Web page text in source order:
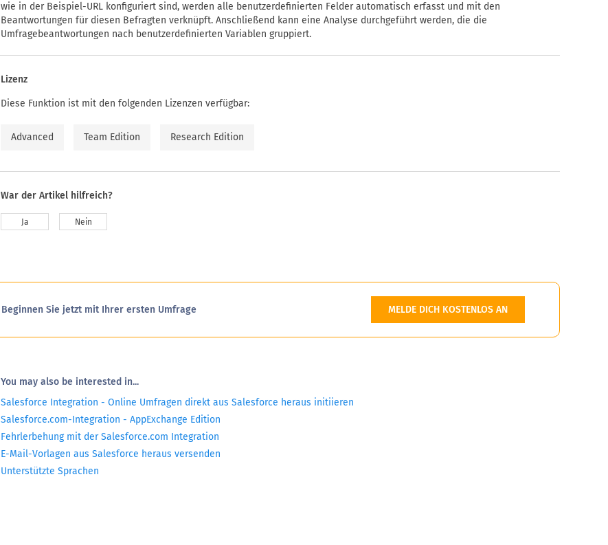
wie in der Beispiel-URL konfiguriert sind, werden alle benutzerdefinierten Felder automatisch erfasst und mit den
Beantwortungen für diesen Befragten verknüpft. Anschließend kann eine Analyse durchgeführt werden, die die
Umfragebeantwortungen nach benutzerdefinierten Variablen gruppiert.
Lizenz
Diese Funktion ist mit den folgenden Lizenzen verfügbar:
Advanced Team Edition Research Edition
War der Artikel hilfreich?
Ja Nein
Beginnen Sie jetzt mit Ihrer ersten Umfrage MELDE DICH KOSTENLOS AN
You may also be interested in...
Salesforce Integration - Online Umfragen direkt aus Salesforce heraus initiieren
Salesforce.com-Integration - AppExchange Edition
Fehrlerbehung mit der Salesforce.com Integration
E-Mail-Vorlagen aus Salesforce heraus versenden
Unterstützte Sprachen